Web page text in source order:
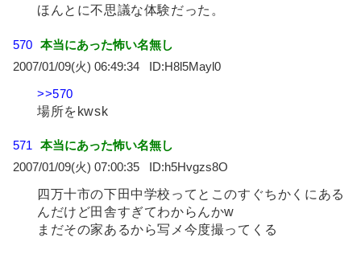
ほんとに不思議な体験だった。
570 本当にあった怖い名無し
2007/01/09(火) 06:49:34
H8l5Mayl0
>>570
場所をkwsk
571
本当にあった怖い名無し
2007/01/09(火) 07:00:35
h5Hvgzs8O
四万十市の下田中学校ってとこのすぐちかくにある
んだけど田舎すぎてわからんかw
まだその家あるから写メ今度撮ってくる